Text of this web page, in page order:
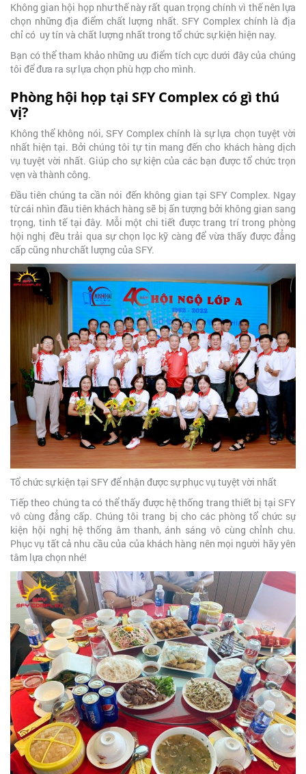
Không gian hội họp như thế này rất quan trọng chính vì thế nên lựa
chọn những địa điểm chất lượng nhất. SFY Complex chính là địa
chỉ có uy tín và chất lượng nhất trong tổ chức sự kiện hiện nay.
Bạn có thể tham khảo những ưu điểm tích cực dưới đây của chúng
tôi để đưa ra sự lựa chọn phù hợp cho mình.
Phòng hội họp tại SFY Complex có gì thú
vị?
Không thể không nói, SFY Complex chính là sự lựa chọn tuyệt vời
nhất hiện tại. Bởi chúng tôi tự tin mang đến cho khách hàng dịch
vụ tuyệt vời nhất. Giúp cho sự kiện của các bạn được tổ chức trọn
vẹn và thành công.
Đầu tiên chúng ta cần nói đến không gian tại SFY Complex. Ngay
từ cái nhìn đầu tiên khách hàng sẽ bị ấn tượng bởi không gian sang
trọng, tinh tế tại đây. Mỗi một chi tiết được trang trí trong phòng
hội nghị đều trải qua sự chọn lọc kỹ càng để vừa thấy được đẳng
cấp cũng như chất lượng của SFY.
Tổ chức sự kiện tại SFY để nhận được sự phục vụ tuyệt vời nhất
Tiếp theo chúng ta có thể thấy được hệ thống trang thiết bị tại SFY
vô cùng đẳng cấp. Chúng tôi trang bị cho các phòng tổ chức sự
kiện hội nghị hệ thống âm thanh, ánh sáng vô cùng chỉnh chu.
Phục vụ tất cả nhu cầu của của khách hàng nên mọi người hãy yên
tâm lựa chọn nhé!